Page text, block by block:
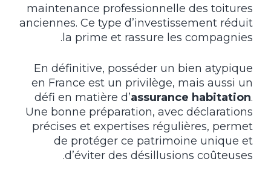
maintenance professionnelle des toitures
anciennes. Ce type d’investissement réduit
la prime et rassure les compagnies.
En définitive, posséder un bien atypique
en France est un privilège, mais aussi un
défi en matière d’assurance habitation.
Une bonne préparation, avec déclarations
précises et expertises régulières, permet
de protéger ce patrimoine unique et
d’éviter des désillusions coûteuses.